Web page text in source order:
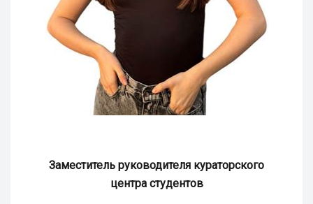
Заместитель руководителя кураторского
центра студентов